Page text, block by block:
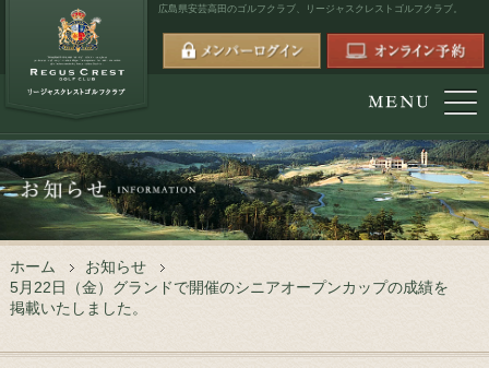
広島県安芸高田のゴルフクラブ、 リージャスクレストゴルフクラブ。
ホーム
お知らせ
5月22日（金）グランドで開催のシニアオープンカップの成績を
掲載いたしました。